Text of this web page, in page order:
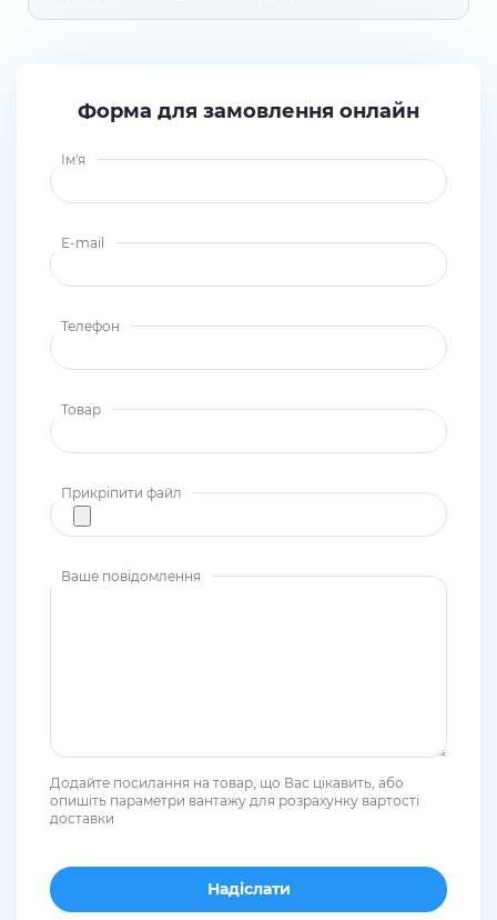
Форма для замовлення онлайн
Ім'я
E-mail
Телефон
Товар
Прикріпити файл
Ваше повідомлення
Додайте посилання на товар, що Вас цікавить, або
опишіть параметри вантажу для розрахунку вартості
доставки